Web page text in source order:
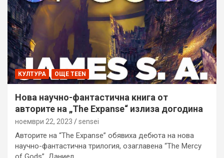
КУЛТУРА ОЩЕ TEEN
Нова научно-фантастична книга от
авторите на „The Expanse“ излиза догодина
ноември 22, 2023 sensei
Авторите на “The Expanse” обявиха дебюта на нова
научно-фантастична трилогия, озаглавена “The Mercy